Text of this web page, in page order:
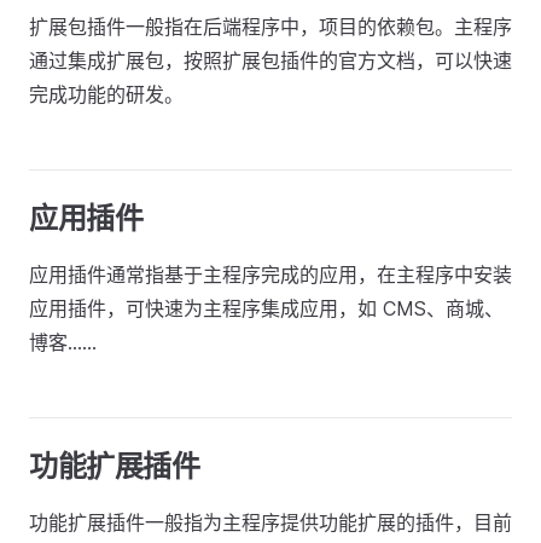
扩展包插件一般指在后端程序中，项目的依赖包。主程序
通过集成扩展包，按照扩展包插件的官方文档，可以快速
完成功能的研发。
应用插件
应用插件通常指基于主程序完成的应用，在主程序中安装
应用插件，可快速为主程序集成应用，如 CMS、商城、
博客……
功能扩展插件
功能扩展插件一般指为主程序提供功能扩展的插件，目前